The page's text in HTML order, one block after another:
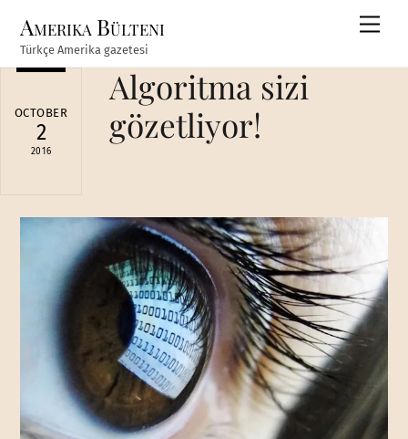
content
Amerika Bülteni
Türkçe Amerika gazetesi
OCTOBER
2
2016
Algoritma sizi
gözetliyor!